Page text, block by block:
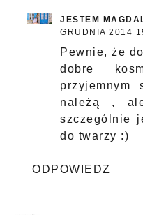
JESTEM
GRUDNIA 2014
Pewnie, że
dobre
przyjemnym
należą ,
szczególnie
do twarzy :)
ODPOWIEDZ